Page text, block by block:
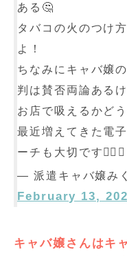
ある🤔
タバコの火のつけ
よ！
ちなみにキャバ嬢
判は賛否両論ある
お店で吸えるかど
最近増えてきた電
ーチも大切です🙆‍♀️✨
— 派遣キャバ嬢み
February 13,
キャバ嬢さんはキ